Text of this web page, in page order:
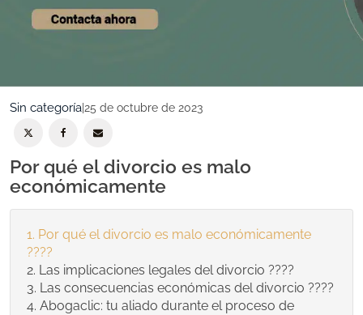
Sin categoría25 de octubre de 2023
Por qué el divorcio es malo
económicamente
Por qué el divorcio es malo económicamente
????
Las implicaciones legales del divorcio ????
Las consecuencias económicas del divorcio ????
Abogaclic: tu aliado durante el proceso de